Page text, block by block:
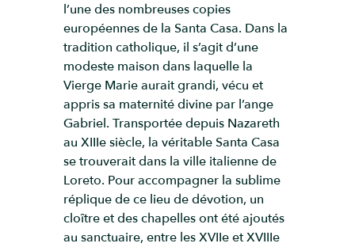
l’une des nombreuses copies
européennes de la Santa Casa. Dans la
tradition catholique, il s’agit d’une
modeste maison dans laquelle la
Vierge Marie aurait grandi, vécu et
appris sa maternité divine par l’ange
Gabriel. Transportée depuis Nazareth
au XIIIe siècle, la véritable Santa Casa
se trouverait dans la ville italienne de
Loreto. Pour accompagner la sublime
réplique de ce lieu de dévotion, un
cloître et des chapelles ont été ajoutés
au sanctuaire, entre les XVIIe et XVIIIe